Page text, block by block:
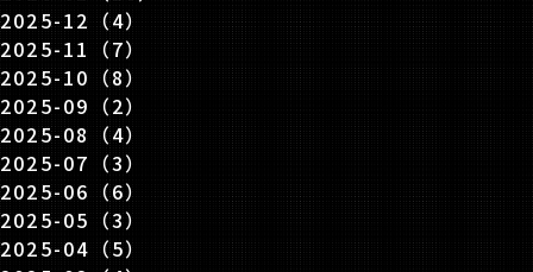
2025-12（4）
2025-11（7）
2025-10（8）
2025-09（2）
2025-08（4）
2025-07（3）
2025-06（6）
2025-05（3）
2025-04（5）